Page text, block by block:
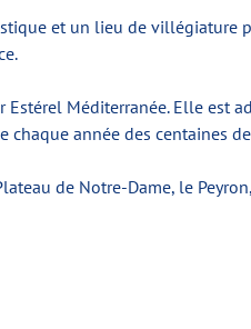
et un lieu de villégiature
Estérel Méditerranée. Elle est
année des centaines
de Notre-Dame, le